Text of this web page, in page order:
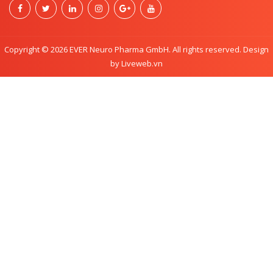
Copyright © 2026 EVER Neuro Pharma GmbH. All rights reserved. Design
by Liveweb.vn